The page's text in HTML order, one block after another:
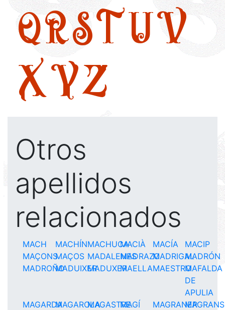
QRSTUV
XYZ
Otros
apellidos
relacionados
MACH MACHÍNMACHUCAMACIÀ MACÍA
MACIP
MAÇONSMAÇOS MADALENESMADRAZOMADRIGALMADRÓN
MADROÑOMADUIXERMADUXERMAELLAMAESTROMAFALDA
DE
APULIA
MAGARDAMAGAROLAMAGASTRE
MAGÍ MAGRANERMAGRANS